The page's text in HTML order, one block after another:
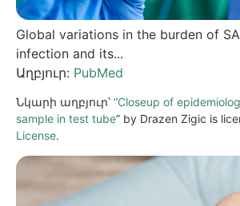
Global variations in the burden of
infection and its...
Աղբյուր: PubMed
Նկարի աղբյուր՝ “Closeup of
sample in test tube” by Drazen Zigic is
License.